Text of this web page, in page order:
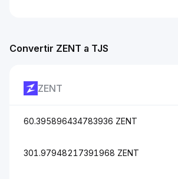
Convertir ZENT a TJS
ZENT
60.395896434783936 ZENT
301.97948217391968 ZENT